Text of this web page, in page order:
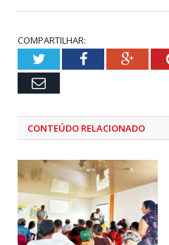
COMPARTILHAR:
TwitterFacebook
Email
CONTEÚDO RELACIONADO